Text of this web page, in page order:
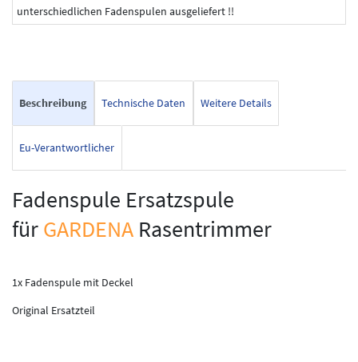
unterschiedlichen Fadenspulen ausgeliefert !!
Beschreibung Technische Daten Weitere Details
Eu-Verantwortlicher
Fadenspule Ersatzspule
fürGARDENA Rasentrimmer
1x Fadenspule mit Deckel
Original Ersatzteil